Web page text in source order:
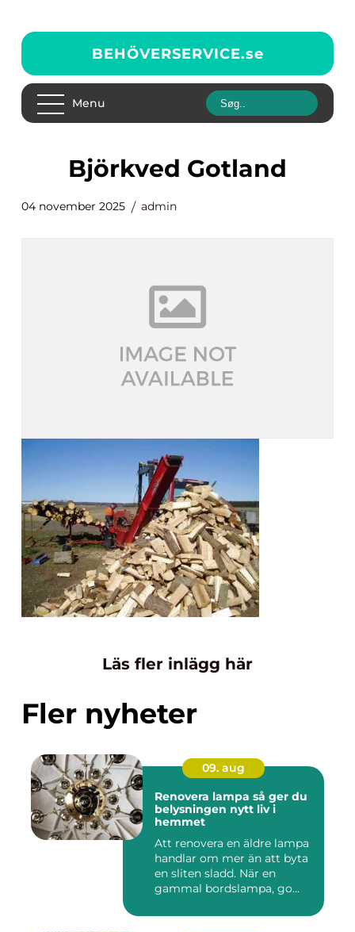
BEHÖVERSERVICE.se
Menu
björkved Gotland
04 november 2025 admin
Läs fler inlägg här
Fler nyheter
09. aug
Renovera lampa så ger du
belysningen nytt liv i
hemmet
Att renovera en äldre lampa
handlar om mer än att byta
en sliten sladd. När en
gammal bordslampa, go...